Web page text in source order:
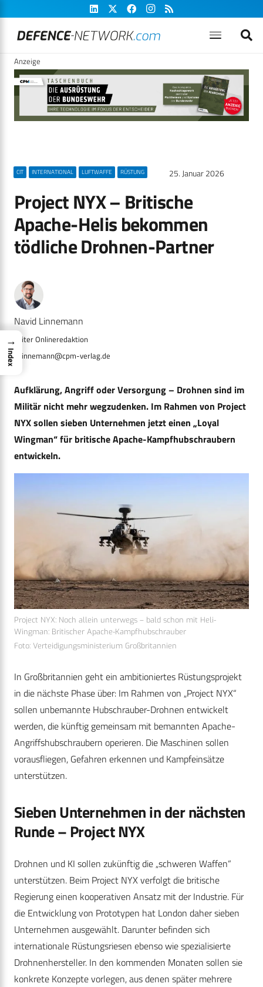
Anzeige
CIT INTERNATIONAL LUFTWAFFE RÜSTUNG 25. Januar 2026
Project NYX – Britische
Apache-Helis bekommen
tödliche Drohnen-Partner
Navid Linnemann
n.linnemann@cpm-verlag.de
Aufklärung, Angriff oder Versorgung – Drohnen sind im
Militär nicht mehr wegzudenken. Im Rahmen von Project
NYX sollen sieben Unternehmen jetzt einen „Loyal
Wingman“ für britische Apache-Kampfhubschraubern
entwickeln.
Project NYX: Noch allein unterwegs – bald schon mit Heli-
Wingman: Britischer Apache-Kampfhubschrauber
Foto: Verteidigungsministerium Großbritannien
In Großbritannien geht ein ambitioniertes Rüstungsprojekt
in die nächste Phase über: Im Rahmen von „Project NYX“
sollen unbemannte Hubschrauber-Drohnen entwickelt
werden, die künftig gemeinsam mit bemannten Apache-
Angriffshubschraubern operieren. Die Maschinen sollen
vorausfliegen, Gefahren erkennen und Kampfeinsätze
unterstützen.
Sieben Unternehmen in der nächsten
Runde – Project NYX
Drohnen und KI sollen zukünftig die „schweren Waffen“
unterstützen. Beim Project NYX verfolgt die britische
Regierung einen kooperativen Ansatz mit der Industrie. Für
die Entwicklung von Prototypen hat London daher sieben
Unternehmen ausgewählt. Darunter befinden sich
internationale Rüstungsriesen ebenso wie spezialisierte
Drohnenhersteller. In den kommenden Monaten sollen sie
konkrete Konzepte vorlegen, aus denen später mehrere
→
Index